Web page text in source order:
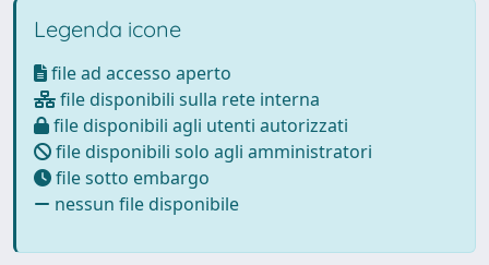
Legenda icone
file ad accesso aperto
file disponibili sulla rete interna
file disponibili agli utenti autorizzati
file disponibili solo agli amministratori
file sotto embargo
nessun file disponibile